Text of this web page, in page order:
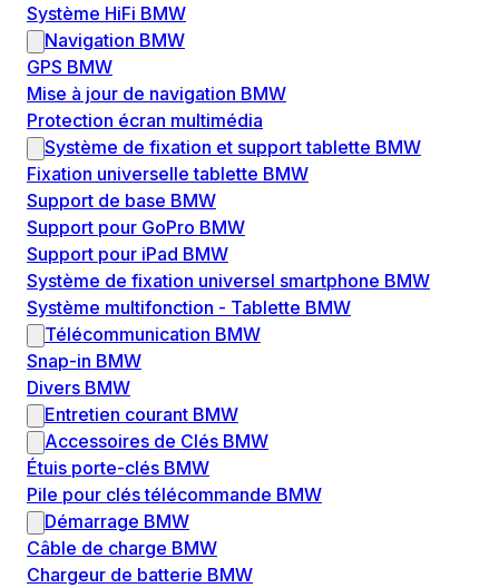
Système HiFi BMW
Navigation BMW
GPS BMW
Mise à jour de navigation BMW
Protection écran multimédia
Système de fixation et support tablette BMW
Fixation universelle tablette BMW
Support de base BMW
Support pour GoPro BMW
Support pour iPad BMW
Système de fixation universel smartphone BMW
Système multifonction - Tablette BMW
Télécommunication BMW
Snap-in BMW
Divers BMW
Entretien courant BMW
Accessoires de Clés BMW
Étuis porte-clés BMW
Pile pour clés télécommande BMW
Démarrage BMW
Câble de charge BMW
Chargeur de batterie BMW